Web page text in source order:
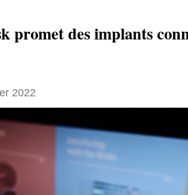
promet des implants
2022